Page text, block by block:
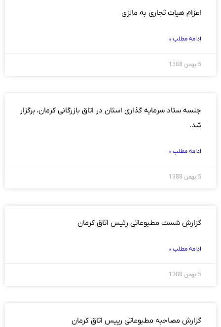
اعزام هیات تجاری به مالزی
ادامه مطلب »
5 بهمن 1388
جلسه ستاد سرمایه گذاری استان در اتاق بازرگانی کرمان، برگزار
شد.
ادامه مطلب »
5 بهمن 1388
گزارش شست مطبوعاتی رئیس اتاق کرمان
ادامه مطلب »
5 بهمن 1388
گزارش مصاحبه مطبوعاتی رییس اتاق کرمان